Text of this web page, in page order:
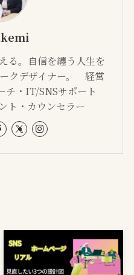
る。自信を纏う人生を
クデザイナー。 経営
チ・IT/SNSサポート
ト・カウンセラー